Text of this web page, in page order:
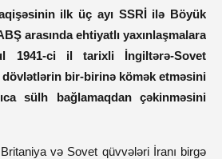
ilk üç ayı SSRİ ilə Böyük
arasında ehtiyatlı yaxınlaşmalara
1941-ci il tarixli İngiltərə-Sovet
bir-birinə kömək etməsini
sülh bağlamaqdan çəkinməsini
və Sovet qüvvələri İranı birgə